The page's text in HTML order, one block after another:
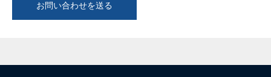
お問い合わせを送る